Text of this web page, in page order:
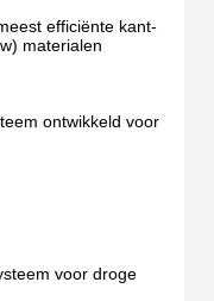
efficiënte kant-
materialen
ontwikkeld voor
voor droge